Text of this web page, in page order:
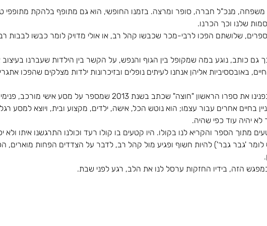
מנכ"ל חברה, סופר ומרצה. בזמנו החופשי, הוא גם מתופף בלהקת מתופפי
שלנו וכך הכרנו.
שלושתם הפכו לרבי-מכר שכבשו קהל רב, או אולי מדויק לומר כבשו לבבות
גם כותב, נוגע במה שמקופל בין הגוף והנפש, על הקשר בין הילדות שעברנו בעיצוב
באובססיביות אליהן אנחנו לעיתים נופלים ובזיכרונות ילדות מצלקים שהפכו
דרור בחר להביא בפנינו את ספרו הראשון "חוצה" שכתב בשנת 2013
בחיים אחרים עבור עצמו; הוא נוטש הכל, אישה, ילדים, מקצוע ובית, ויוצא למסע
יהיה עוד כפי שהיה.
מתוך הספר והקריא לנו בקולו. היו קטעים בו קולו רעד וכולנו התרגשנו איתו
לומר 'גבר גבר') להיות חשוף ופגיע מול קהל רב, לדבר על הצדדים הפחות מוארים,
הזה, בידיו החזקות ערסל לנו את הלב, רגע לפני שבת.